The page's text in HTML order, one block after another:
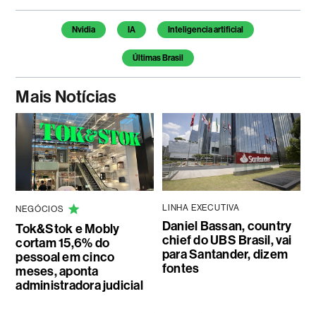
Temas deste artigo
Nvidia IA Inteligencia artificial
Últimas Brasil
Mais Notícias
NEGÓCIOS
Tok&Stok e Mobly
cortam 15,6% do
pessoal em cinco
meses, aponta
administradora judicial
LINHA EXECUTIVA
Daniel Bassan, country
chief do UBS Brasil, vai
para Santander, dizem
fontes